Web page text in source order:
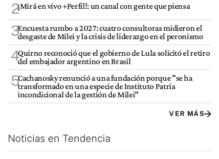
2¡Mirá en vivo +Perfil!: un canal con gente que piensa
3Encuesta rumbo a 2027: cuatro consultoras midieron el
desgaste de Milei y la crisis de liderazgo en el peronismo
4Quirno reconoció que el gobierno de Lula solicitó el retiro
del embajador argentino en Brasil
5Cachanosky renunció a una fundación porque "se ha
transformado en una especie de Instituto Patria
incondicional de la gestión de Milei"
VER MÁS
Noticias en Tendencia
Este listado muestra los artículos con más comentarios en los